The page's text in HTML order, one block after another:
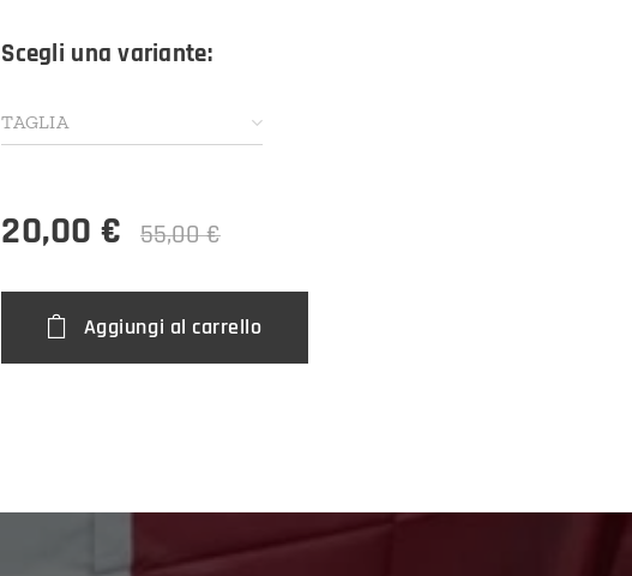
Scegli una variante:
TAGLIA
20,00 € 55,00€
Aggiungi al carrello